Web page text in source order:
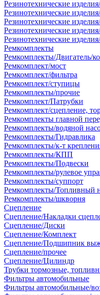
Резинотехнические
Резинотехнические
Резинотехнические
Резинотехнические
Резинотехнические
Ремкомплекты
Ремкомплекты/Двигатель/
Ремкомплект/мост
Ремкомплект/фильтра
Ремкомплект/ступицы
Ремкомплекты/прочие
Ремкомплект/Патрубки
Ремкомплект/сцепление,
Ремкомплекты главной
Ремкомплекты/водяной
Ремкомплекты/Гидравлика
Ремкомплекты/к-т
Ремкомплекты/КПП
Ремкомплекты/Подвески
Ремкомплекты/рулевое
Ремкомплекты/суппорт
Ремкомплекты/Топливный
Ремкомплекты/шкворня
Сцепление
Сцепление/Накладки
Сцепление/Диски
Сцепление/Комплект
Сцепление/Подшипник
Сцепление/прочее
Сцепление/Цилиндр
Трубки тормозные,
Фильтры автомобильные
Фильтры автомобильные/